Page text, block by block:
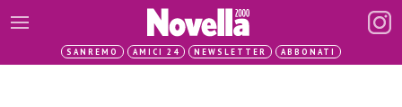
SANREMO AMICI 24 NEWSLETTER ABBONATI